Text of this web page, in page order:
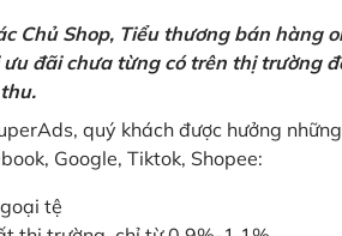
Chủ Shop, Tiểu thương bán hàng
đãi chưa từng có trên thị trường
quý khách được hưởng
Google, Tiktok, Shopee:
tệ